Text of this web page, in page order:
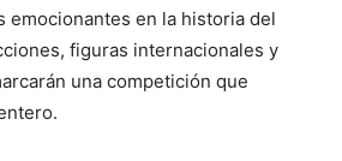
emocionantes en la historia del
figuras internacionales y
una competición que